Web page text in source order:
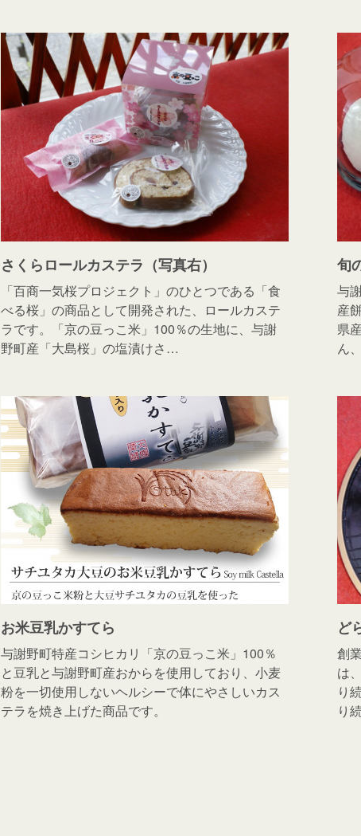
さくらロールカステラ（写真右）
「百商一気桜プロジェクト」のひとつである「食
べる桜」の商品として開発された、ロールカステ
ラです。「京の豆っこ米」100％の生地に、与謝
野町産「大島桜」の塩漬けさ…
旬
与
産
県
ん
お米豆乳かすてら
与謝野町特産コシヒカリ「京の豆っこ米」100％
と豆乳と与謝野町産おからを使用しており、小麦
粉を一切使用しないヘルシーで体にやさしいカス
テラを焼き上げた商品です。
ど
創
は
り
り